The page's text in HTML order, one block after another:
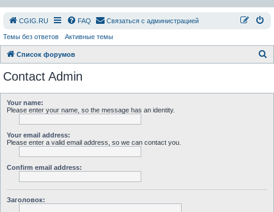
СGIG.RU FAQ Связаться с администрацией
Темы без ответов Активные темы
Список форумов
Contact Admin
Your name:
Please enter your name, so the message has an identity.
Your email address:
Please enter a valid email address, so we can contact you.
Confirm email address:
Заголовок: